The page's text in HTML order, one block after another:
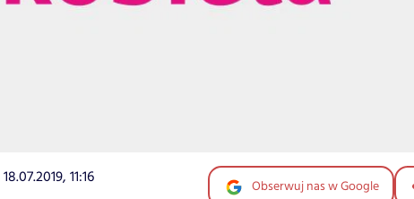
18.07.2019, 11:16 Obserwuj nas w Google